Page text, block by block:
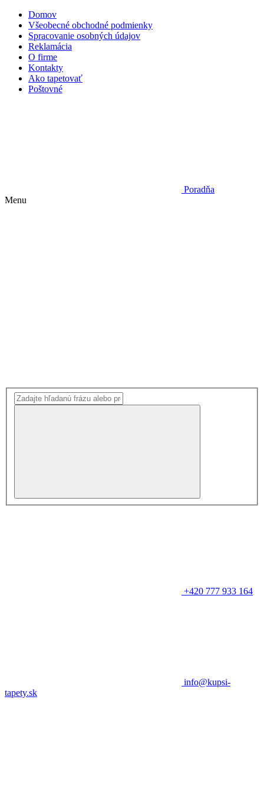
Domov
Všeobecné obchodné podmienky
Spracovanie osobných údajov
Reklamácia
O firme
Kontakty
Ako tapetovať
Poštovné
Poradňa
Menu
+420 777 933 164
info@kupsi-
tapety.sk